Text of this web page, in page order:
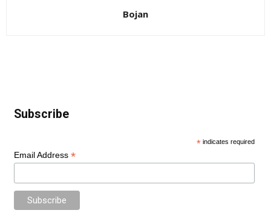
Bojan
Subscribe
* indicates required
Email Address *